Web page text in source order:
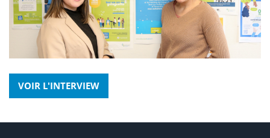
VOIR L'INTERVIEW